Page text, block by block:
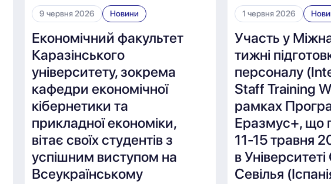
9 червня 2026 Новини
Економічний факультет
Каразінського
університету, зокрема
кафедри економічної
кібернетики та
прикладної економіки,
вітає своїх студентів з
успішним виступом на
Всеукраїнському
1 червня 2026
Участь у
тижні
персоналу
Staff Training
рамках
Еразмус+, що
11-15 травня
в Університеті
Севілья